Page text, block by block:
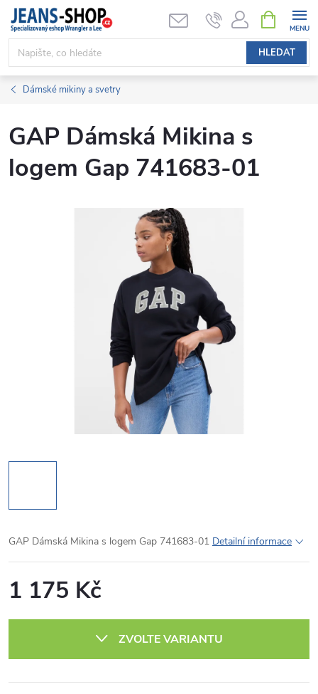
Přejít
obsah
HLEDAT
NÁKUPNÍ
KOŠÍK
Dámské mikiny a svetry
GAP Dámská Mikina s
logem Gap 741683-01
GAP Dámská Mikina s logem Gap 741683-01 Detailní informace
1 175 Kč
ZVOLTE VARIANTU